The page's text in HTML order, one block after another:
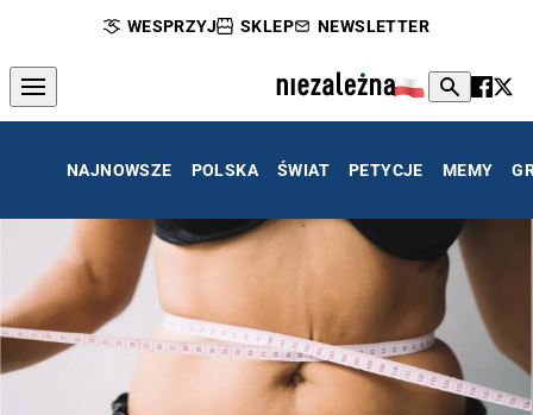
WESPRZYJ SKLEP NEWSLETTER
NAJNOWSZE POLSKA ŚWIAT PETYCJE MEMY